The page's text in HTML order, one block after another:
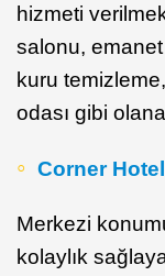
hizmeti
salonu,
kuru
odası gibi
Corner Hotel
Merkezi
kolaylık